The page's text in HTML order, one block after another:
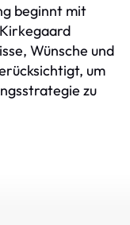
beginnt mit
Wünsche und
um
zu